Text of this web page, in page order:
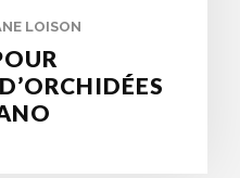
LOISON